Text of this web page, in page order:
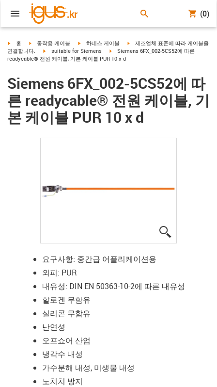
(0)
igus-icon-arrow-right
홈 igus-icon-arrow-right
동작용 케이블 igus-icon-arrow-right
하네스 케이블 igus-icon-arrow-right
제조업체 표준에 따라 케이블을
연결합니다.
igus-icon-arrow-right
suitable for Siemens igus-icon-arrow-right
Siemens 6FX_002-5CS52에 따른
readycable® 전원 케이블, 기본 케이블 PUR 10 x d
Siemens 6FX_002-5CS52에 따
른 readycable® 전원 케이블, 기
본 케이블 PUR 10 x d
요구사항: 중간급 어플리케이션용
외피: PUR
내유성: DIN EN 50363-10-2에 따른 내유성
할로겐 무함유
실리콘 무함유
난연성
오프쇼어 산업
냉각수 내성
가수분해 내성, 미생물 내성
노치치 방지